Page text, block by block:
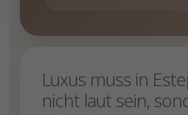
Luxus muss in
nicht laut sein,